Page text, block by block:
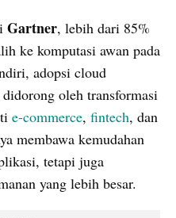
Gartner, lebih dari 85%
ke komputasi awan pada
adopsi cloud
oleh transformasi
e-commerce, fintech, dan
membawa kemudahan
tetapi juga
yang lebih besar.